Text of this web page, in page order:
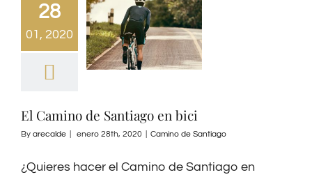
28
01, 2020
El Camino de Santiago en bici
By arecalde enero 28th, 2020 Camino de Santiago
¿Quieres hacer el Camino de Santiago en